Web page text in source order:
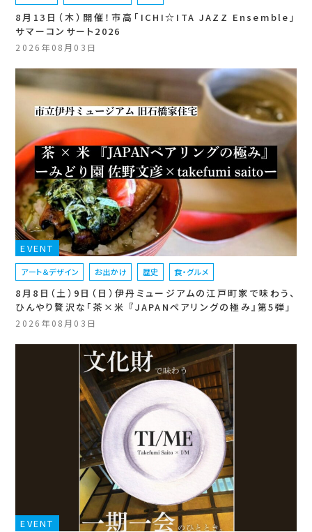
8月13日（木）開催！市高「ICHI☆ITA JAZZ Ensemble」
サマーコンサート2026
2026年08月03日
EVENT
アート＆デザイン お出かけ 歴史 食・グルメ
8月8日（土）9日（日）伊丹ミュージアムの江戸町家で味わう、
ひんやり贅沢な「茶×米 『JAPANペアリングの極み』第5弾」
2026年08月03日
EVENT